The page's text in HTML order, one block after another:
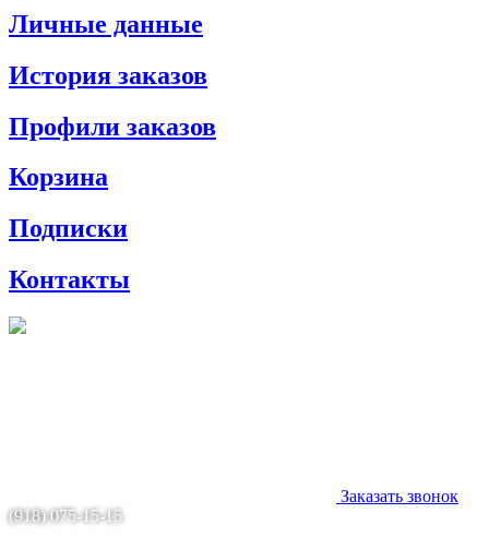
Личные данные
История заказов
Профили заказов
Корзина
Подписки
Контакты
Заказать звонок
(918) 075-15-15